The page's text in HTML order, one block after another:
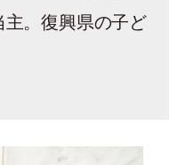
主。復興県の子ど